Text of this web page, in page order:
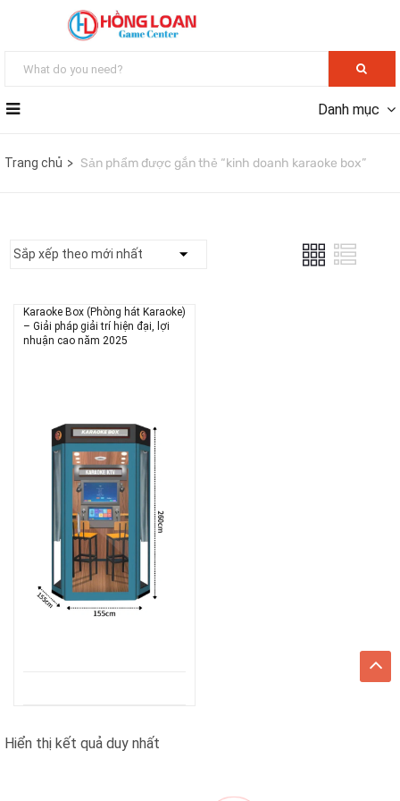
Danh mục
Trang chủ Sản phẩm được gắn thẻ “kinh doanh karaoke box”
Karaoke Box (Phòng hát Karaoke)
– Giải pháp giải trí hiện đại, lợi
nhuận cao năm 2025
Hiển thị kết quả duy nhất